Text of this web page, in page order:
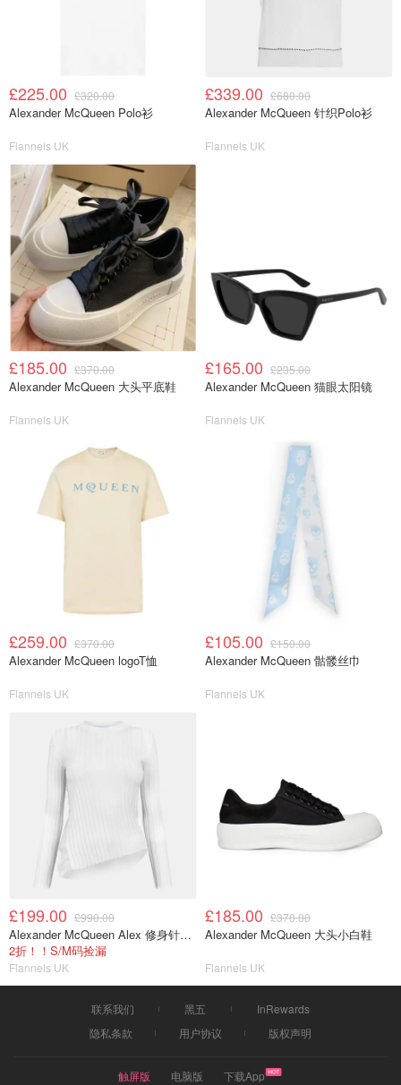
£225.00 £320.00
Alexander McQueen Polo衫
Flannels UK
£339.00 £680.00
Alexander McQueen 针织Polo衫
Flannels UK
£185.00 £370.00
Alexander McQueen 大头平底鞋
Flannels UK
£165.00 £235.00
Alexander McQueen 猫眼太阳镜
Flannels UK
£259.00 £370.00
Alexander McQueen logoT恤
Flannels UK
£105.00 £150.00
Alexander McQueen 骷髅丝巾
Flannels UK
£199.00 £990.00
Alexander McQueen Alex 修身针织衫
2折！！S/M码捡漏
Flannels UK
£185.00 £370.00
Alexander McQueen 大头小白鞋
Flannels UK
联系我们 黑五
InRewards
隐私条款
用户协议 版权声明
触屏版 电脑版 下载App